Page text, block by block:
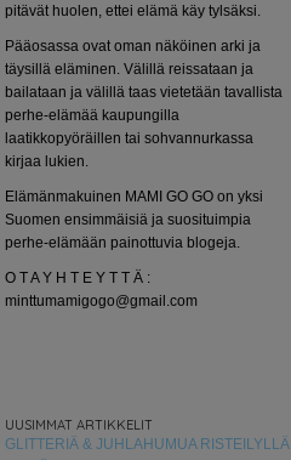
pitävät huolen, ettei elämä käy tylsäksi.
Pääosassa ovat oman näköinen arki ja
täysillä eläminen. Välillä reissataan ja
bailataan ja välillä taas vietetään tavallista
perhe-elämää kaupungilla
laatikkopyöräillen tai sohvannurkassa
kirjaa lukien.
Elämänmakuinen MAMI GO GO on yksi
Suomen ensimmäisiä ja suosituimpia
perhe-elämään painottuvia blogeja.
O T A Y H T E Y T T Ä :
minttumamigogo@gmail.com
UUSIMMAT ARTIKKELIT
GLITTERIÄ & JUHLAHUMUA RISTEILYLLÄ